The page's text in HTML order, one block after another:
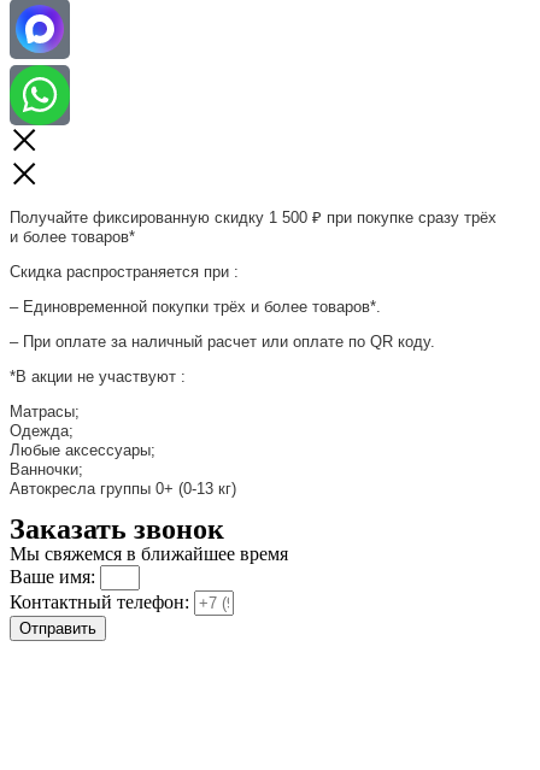
Получайте фиксированную скидку 1 500 ₽ при покупке сразу трёх
и более товаров*
Скидка распространяется при :
– Единовременной покупки трёх и более товаров*.
– При оплате за наличный расчет или оплате по QR коду.
*В акции не участвуют :
Матрасы;
Одежда;
Любые аксессуары;
Ванночки;
Автокресла группы 0+ (0-13 кг)
Заказать звонок
Мы свяжемся в ближайшее время
Ваше имя:
Контактный телефон:
Отправить